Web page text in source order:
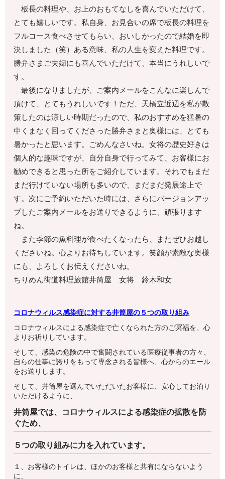
板長の料理や、お上のおもてなしを喜んでいただけて、
とても嬉しいです。私自身、お見合いの席で板長の料理を
フルコース食べさせてもらい、おいしかったので結婚を即
決しました（笑）ある意味、私の人生を変えた料理です。
勝弁さまご夫婦にも喜んでいただけて、本当にうれしいで
す。
最後になりましたが、ご案内メールをこんなに楽しんで
頂けて、とてもうれしいです！ただ、天橋立近辺を私が散
策したのは涼しい時期だったので、私のおすすめを猛暑の
中くまなく回ってくださった勝弁さまと奥様には、とても
暑かったと思います。ごめんなさいね。女将の歴史好きは
個人的な趣味ですが、自分自身で行ってみて、お客様にお
勧めできると思った所をご紹介しています。それでもまだ
まだ行けていない場所も多いので、まだまだ発展途上で
す。次にご予約いただいた時には、さらにバージョンアッ
プしたご案内メールをお送りできるように、頑張ります
ね。
また季節の魚料理が食べたくなったら、またぜひお越し
くださいね。心よりお待ちしています。笑顔が素敵な奥様
にも、よろしくお伝えくださいね。
ちりめん街道料理旅館井筒屋 女将 鈴木和女
コロナウィルス感染症に対する井筒屋の５つの取り組み
コロナウィルスによる感染症で亡くなられた方のご冥福を、心
よりお祈りしています。
そして、感染の危険の中で奮闘されている医療従事者の方々、
自らの仕事に誇りをもって専念される皆様へ、心からのエール
をお送りします。
そして、井筒屋を選んでいただいたお客様に、安心してお泊り
いただけるように、
井筒屋では、コロナウィルスによる感染症の拡散を防
ぐため、
５つの取り組みに力を入れています。
１、お客様のトイレは、ほかのお客様と共有にならないよう
に、